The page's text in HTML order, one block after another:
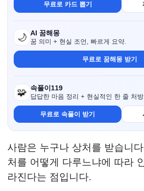
무료로 카드 뽑기
🌙 AI 꿈해몽
꿈 의미 + 현실 조언, 빠르게 요약.
무료로 꿈해몽 받기
🧩 속풀이119
답답한 마음 정리 + 현실적인 한 줄 처
무료로 속풀이 받기
사람은 누구나 상처를 받습니
처를 어떻게 다루느냐에 따라
라진다는 점입니다.